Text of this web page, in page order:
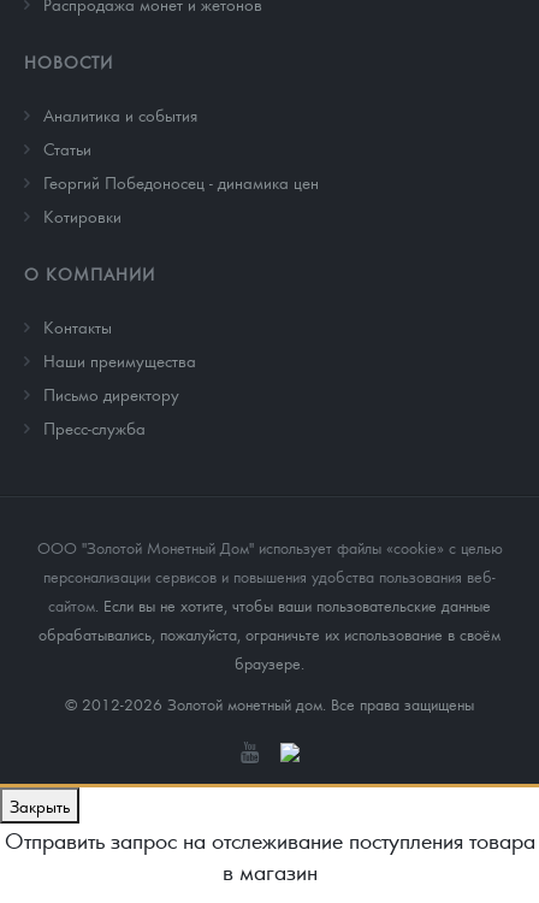
НОВОСТИ
Аналитика и события
Cтатьи
Георгий Победоносец - динамика цен
Котировки
О КОМПАНИИ
Контакты
Наши преимущества
Письмо директору
Пресс-служба
ООО "Золотой Монетный Дом" использует файлы «cookie» с целью
персонализации сервисов и повышения удобства пользования веб-
сайтом . Если вы не хотите, чтобы ваши пользовательские данные
обрабатывались, пожалуйста, ограничьте их использование в своём
браузере.
© 2012-2026 Золотой монетный дом. Все права защищены
Закрыть
Отправить запрос на отслеживание поступления товара
в магазин